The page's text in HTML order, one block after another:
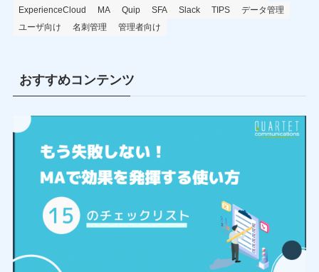
ExperienceCloud
MA Quip SFA Slack TIPS
データ管理
ユーザ向け
名刺管理 管理者向け
おすすめコンテンツ